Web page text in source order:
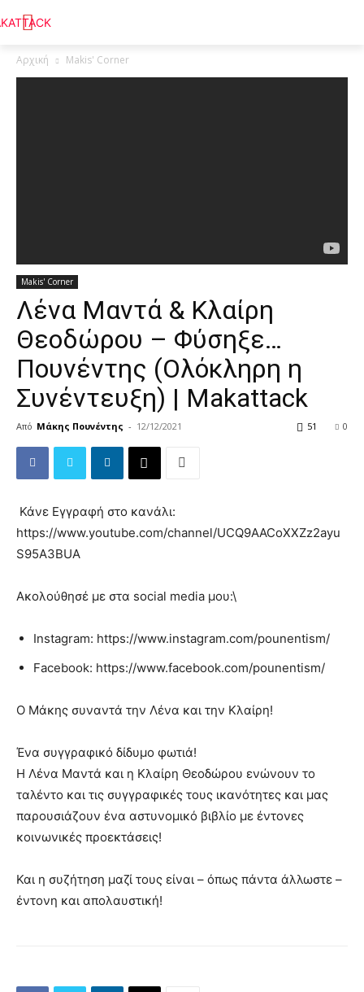
Αρχική Makis' Corner
Makis' Corner
Λένα Μαντά & Κλαίρη
Θεοδώρου – Φύσηξε…
Πουνέντης (Ολόκληρη η
Συνέντευξη) | Makattack
Από Μάκης Πουνέντης - 12/12/2021 0
51
Κάνε Εγγραφή στο κανάλι:
https://www.youtube.com/channel/UCQ9AACoXXZz2ayu
S95A3BUA
Ακολούθησέ με στα social media μου:\
Instagram: https://www.instagram.com/pounentism/
Facebook: https://www.facebook.com/pounentism/
Ο Μάκης συναντά την Λένα και την Κλαίρη!
Ένα συγγραφικό δίδυμο φωτιά!
Η Λένα Μαντά και η Κλαίρη Θεοδώρου ενώνουν το
ταλέντο και τις συγγραφικές τους ικανότητες και μας
παρουσιάζουν ένα αστυνομικό βιβλίο με έντονες
κοινωνικές προεκτάσεις!
Και η συζήτηση μαζί τους είναι – όπως πάντα άλλωστε –
έντονη και απολαυστική!